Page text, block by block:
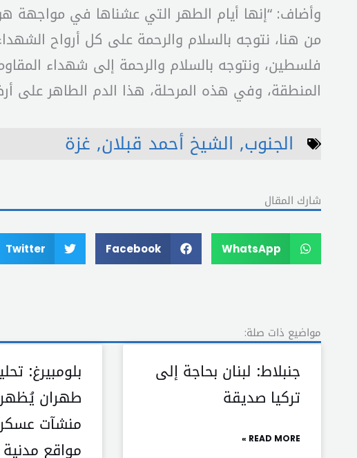
وأضاف: “إنها أيام الطهر التي عشناها في مواجهة
من هنا، نتوجه بالسلام والرحمة على كل أرواح
فلسطين، ونتوجه بالسلام والرحمة إلى شهداء
المنطقة، وفي هذه المرحلة، هذا الدم الطاهر على
الجنوب, الشيخ أحمد قبلان, غزة
شارك المقال
WhatsApp
Facebook
Twitter
مواضيع ذات صلة:
جنبلاط: لبنان بحاجة إلى
تركيا صديقة
READ MORE »
بلومبيرغ:
طهران
منشآت
مواقع مدنية